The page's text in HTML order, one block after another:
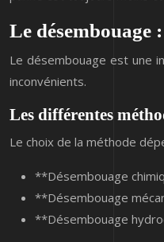
Le désembouage
Le désembouage est une
inconvénients.
Les différentes
Le choix de la méthode
**Désembouage
**Désembouage
**Désembouage